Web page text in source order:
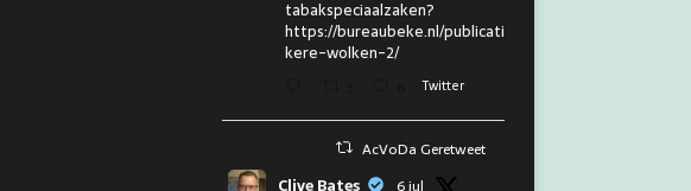
tabakspeciaalzaken?
https://bureaubeke.nl/publicaties/don
kere-wolken-2/
Twitter
AcVoDa Geretweet
Clive Bates 6 jul